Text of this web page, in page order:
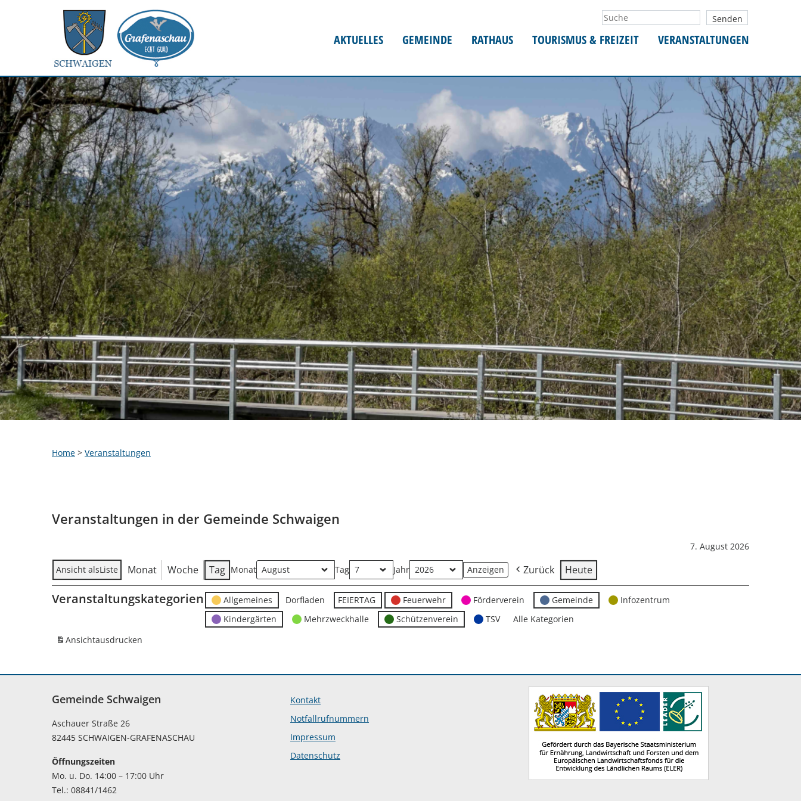
AKTUELLES GEMEINDE RATHAUS TOURISMUS & FREIZEIT VERANSTALTUNGEN
Home > Veranstaltungen
Veranstaltungen in der Gemeinde Schwaigen
7. August 2026
Ansicht alsListe Monat Woche Tag Monat Tag Jahr Zurück Heute
Veranstaltungskategorien Allgemeines Dorfladen FEIERTAG Feuerwehr Förderverein Gemeinde
Infozentrum
Kindergärten
Mehrzweckhalle Schützenverein TSV
Alle Kategorien
Ansichtausdrucken
Gemeinde Schwaigen
Aschauer Straße 26
82445 SCHWAIGEN-GRAFENASCHAU
Öffnungszeiten
Mo. u. Do. 14:00 – 17:00 Uhr
Tel.: 08841/1462
Kontakt
Notfallrufnummern
Impressum
Datenschutz